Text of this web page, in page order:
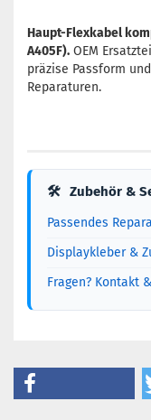
Haupt-Flexkabel
A405F). OEM
präzise Passform
Reparaturen.
🛠 Zubehör &
Passendes
Displaykleber &
Fragen? Kontakt